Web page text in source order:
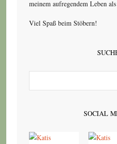
meinem aufregendem Leben
Viel Spaß beim Stöbern!
SOCIAL